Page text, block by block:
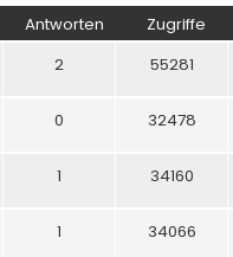
Antworten Zugriffe
2 55281
0 32478
1 34160
1 34066